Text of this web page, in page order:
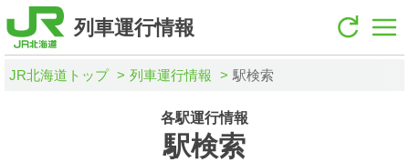
列車運行情報
JR北海道トップ 列車運行情報 駅検索
各駅運行情報
駅検索